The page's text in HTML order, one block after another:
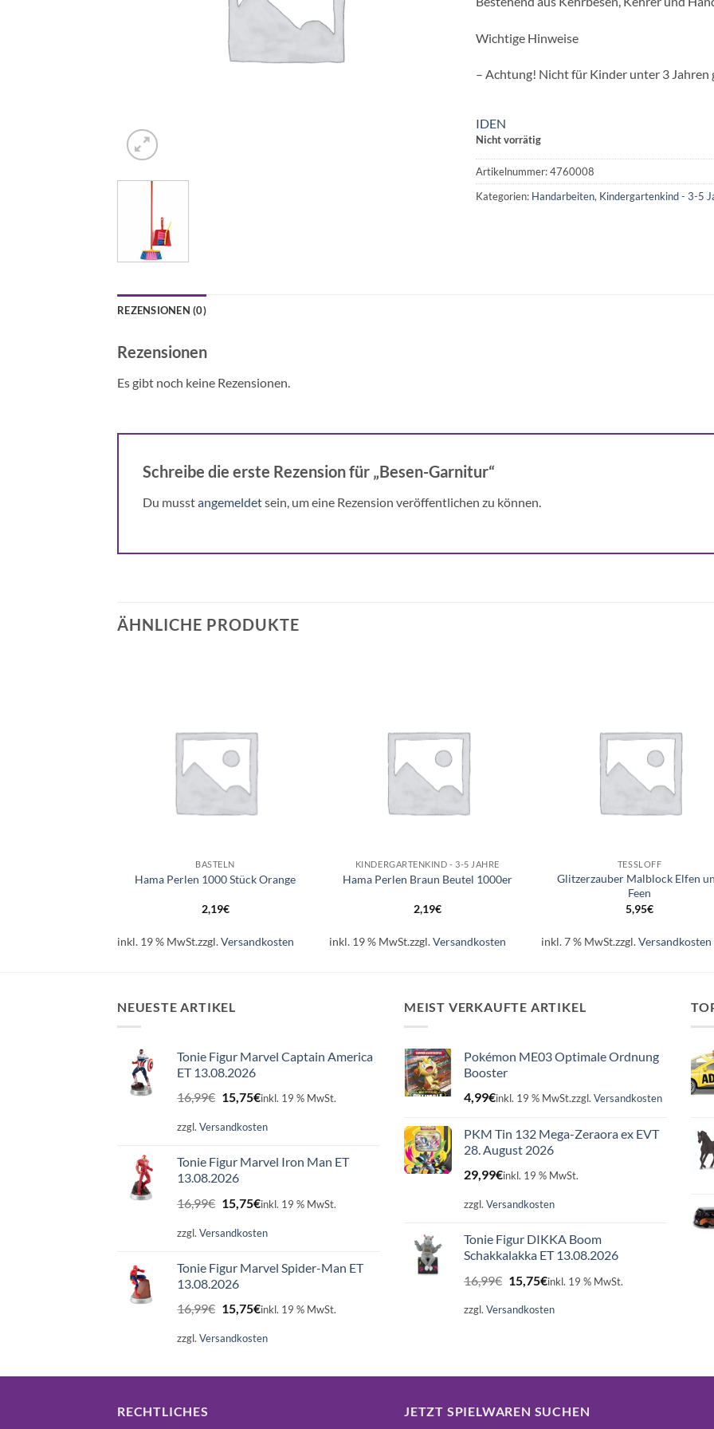
Wichtige Hinweise
– Achtung! Nicht für Kinder unter 3 Jahren
IDEN
Nicht vorrätig
Artikelnummer:4760008
Kategorien: Handarbeiten, Kindergartenkind - 3-5
REZENSIONEN (0)
Rezensionen
Es gibt noch keine Rezensionen.
Schreibe die erste Rezension für „Besen-Garnitur“
Du musstangemeldetsein, um eine Rezension veröffentlichen zu können.
ÄHNLICHE PRODUKTE
BASTELN
Hama Perlen 1000 Stück Orange
2,19€
inkl. 19 % MwSt.zzgl.Versandkosten
KINDERGARTENKIND - 3-5 JAHRE
Hama Perlen Braun Beutel 1000er
2,19€
inkl. 19 % MwSt.zzgl.Versandkosten
TESSLOFF
Glitzerzauber Malblock Elfen
Feen
5,95€
inkl. 7 % MwSt.zzgl.Versandkosten
NEUESTE ARTIKEL
Tonie Figur Marvel Captain America
ET 13.08.2026
16,99€ Ursprünglicher
Preis
war:
15,75€Aktueller
ist:
inkl. 19 % MwSt.
zzgl. Versandkosten
Tonie Figur Marvel Iron Man ET
13.08.2026
16,99€ Ursprünglicher
Preis
war:
15,75€Aktueller
ist:
inkl. 19 % MwSt.
zzgl. Versandkosten
Tonie Figur Marvel Spider-Man ET
13.08.2026
16,99€ Ursprünglicher
Preis
war:
15,75€Aktueller
ist:
inkl. 19 % MwSt.
zzgl. Versandkosten
MEIST VERKAUFTE ARTIKEL
Pokémon ME03 Optimale Ordnung
Booster
4,99€inkl. 19 % MwSt.zzgl. Versandkosten
PKM Tin 132 Mega-Zeraora ex EVT
28. August 2026
29,99€inkl. 19 % MwSt.
zzgl. Versandkosten
Tonie Figur DIKKA Boom
Schakkalakka ET 13.08.2026
16,99€ Ursprünglicher
Preis
war:
15,75€Aktueller
ist:
inkl. 19 % MwSt.
zzgl. Versandkosten
RECHTLICHES JETZT SPIELWAREN SUCHEN